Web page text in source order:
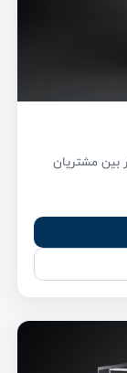
بین مشتریان